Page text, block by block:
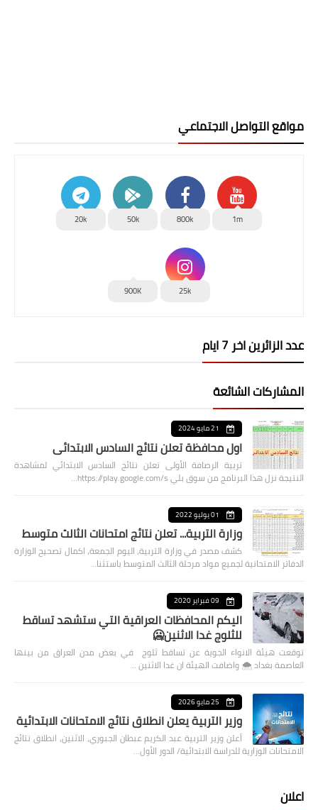
مواقع التواصل الاجتماعي
1m
800k
50k
20k
25k
900K
عدد الزائرين اخر 7 ايام
المشاركات الشائعة
21 مايو 2024
اول محافظة تعلن نتائج السادس الابتدائي
تربية الرصافة الأولى تعلن نتائج السادس الابتدائي لمشاهدة
النتيجة نزل هذا البرنامج من سوق بلي https://play.google.com/s…
01 يوليو 2022
وزارة التربية... تعلن نتائج امتحانات الثالث متوسط
كشف مصدر في وزارة التربية، اليوم الجمعة، اكمال تصحيح الوزارة
الدفاتر الامتحانية لجميع مواد مرحلة الثالث المتوسط باستثنا…
09 فبراير 2020
اليكم المحافظات العراقية التي ستشهد تساقط
للثلوج غدا الاثنين🥶
توقعت هيئة الانواء الجوية عن تساقط ثلوج في بعض مدن العراق من بينها
العاصمة بغداد ⁦🌨️⁩ واضافت الهيئة ان غدا الاثنين …
25 مايو 2026
وزير التربية يعلن انطلاق نتائج الامتحانات الابتدائية
أعلن وزير التربية عبد الكريم عبطان الجبوري، الاثنين، انطلاق نتائج
الامتحانات الوزارية للدراسة الابتدائية/ الدور الأول…
اعلان